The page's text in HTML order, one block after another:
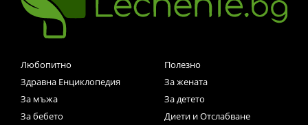
Любопитно
Полезно
Здравна Енциклопедия
За жената
За мъжа
За детето
За бебето
Диети и Отслабване